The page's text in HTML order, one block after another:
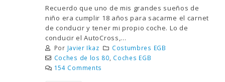
Recuerdo que uno de mis grandes sueños de
niño era cumplir 18 años para sacarme el carnet
de conducir y tener mi propio coche. Lo de
conducir el AutoCross,...
Por Javier Ikaz
Costumbres EGB
Coches de los 80, Coches EGB
154 Comments